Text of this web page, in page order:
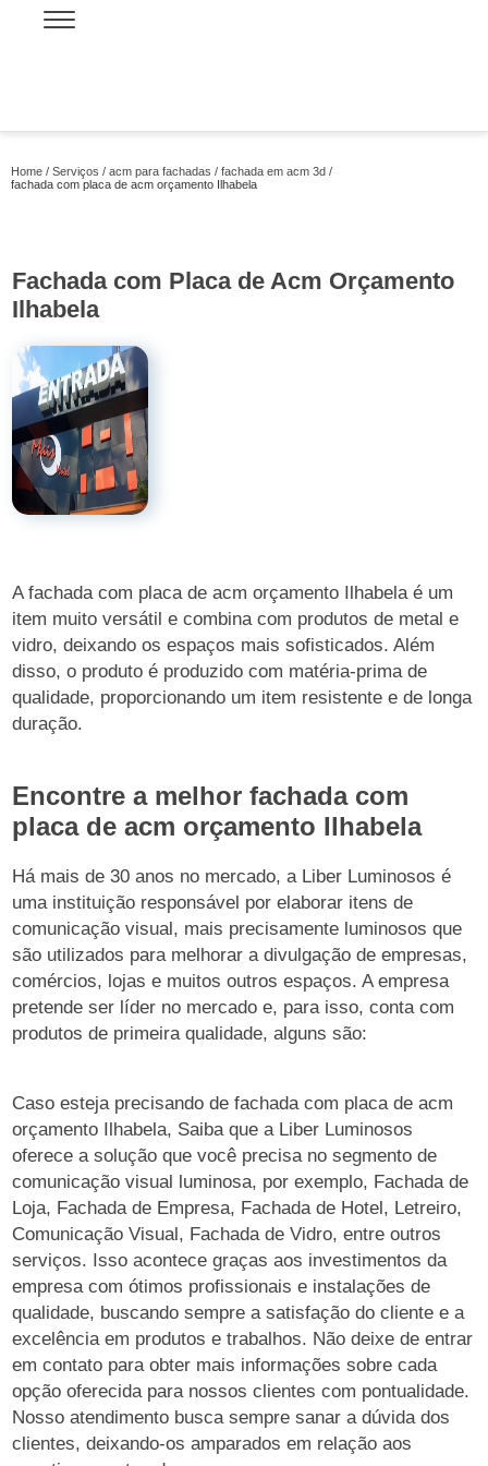
Home Serviços acm para fachadas
fachada em acm 3d
fachada com placa de acm orçamento Ilhabela
Fachada com Placa de Acm Orçamento
Ilhabela
A fachada com placa de acm orçamento Ilhabela é um
item muito versátil e combina com produtos de metal e
vidro, deixando os espaços mais sofisticados. Além
disso, o produto é produzido com matéria-prima de
qualidade, proporcionando um item resistente e de longa
duração.
Encontre a melhor fachada com
placa de acm orçamento Ilhabela
Há mais de 30 anos no mercado, a Liber Luminosos é
uma instituição responsável por elaborar itens de
comunicação visual, mais precisamente luminosos que
são utilizados para melhorar a divulgação de empresas,
comércios, lojas e muitos outros espaços. A empresa
pretende ser líder no mercado e, para isso, conta com
produtos de primeira qualidade, alguns são:
Caso esteja precisando de fachada com placa de acm
orçamento Ilhabela, Saiba que a Liber Luminosos
oferece a solução que você precisa no segmento de
comunicação visual luminosa, por exemplo, Fachada de
Loja, Fachada de Empresa, Fachada de Hotel, Letreiro,
Comunicação Visual, Fachada de Vidro, entre outros
serviços. Isso acontece graças aos investimentos da
empresa com ótimos profissionais e instalações de
qualidade, buscando sempre a satisfação do cliente e a
excelência em produtos e trabalhos. Não deixe de entrar
em contato para obter mais informações sobre cada
opção oferecida para nossos clientes com pontualidade.
Nosso atendimento busca sempre sanar a dúvida dos
clientes, deixando-os amparados em relação aos